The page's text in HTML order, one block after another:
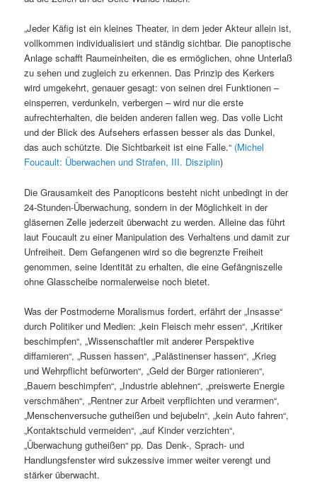
„Jeder Käfig ist ein kleines Theater, in dem jeder Akteur allein ist,
vollkommen individualisiert und ständig sichtbar. Die panoptische
Anlage schafft Raumeinheiten, die es ermöglichen, ohne Unterlaß
zu sehen und zugleich zu erkennen. Das Prinzip des Kerkers
wird umgekehrt, genauer gesagt: von seinen drei Funktionen –
einsperren, verdunkeln, verbergen – wird nur die erste
aufrechterhalten, die beiden anderen fallen weg. Das volle Licht
und der Blick des Aufsehers erfassen besser als das Dunkel,
das auch schützte. Die Sichtbarkeit ist eine Falle.“ (Michel
Foucault: Überwachen und Strafen, III. Disziplin)
Die Grausamkeit des Panopticons besteht nicht unbedingt in der
24-Stunden-Überwachung, sondern in der Möglichkeit in der
gläsernen Zelle jederzeit überwacht zu werden. Alleine das führt
laut Foucault zu einer Manipulation des Verhaltens und damit zur
Unfreiheit. Dem Gefangenen wird so die begrenzte Freiheit
genommen, seine Identität zu erhalten, die eine Gefängniszelle
ohne Glasscheibe normalerweise noch bietet.
Was der Postmoderne Moralismus fordert, erfährt der „Insasse“
durch Politiker und Medien: „kein Fleisch mehr essen“, „Kritiker
beschimpfen“, „Wissenschaftler mit anderer Perspektive
diffamieren“, „Russen hassen“, „Palästinenser hassen“, „Krieg
und Wehrpflicht befürworten“, „Geld der Bürger rationieren“,
„Bauern beschimpfen“, „Industrie ablehnen“, „preiswerte Energie
verschmähen“, „Rentner zur Arbeit verpflichten und verarmen“,
„Menschenversuche gutheißen und bejubeln“, „kein Auto fahren“,
„Kontaktschuld vermeiden“, „auf Kinder verzichten“,
„Überwachung gutheißen“ pp. Das Denk-, Sprach- und
Handlungsfenster wird sukzessive immer weiter verengt und
stärker überwacht.